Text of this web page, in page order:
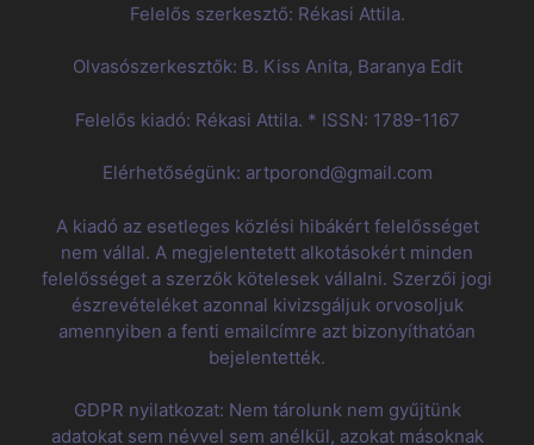
Felelős szerkesztő: Rékasi Attila.
Olvasószerkesztők: B. Kiss Anita, Baranya Edit
Felelős kiadó: Rékasi Attila. * ISSN: 1789-1167
Elérhetőségünk: artporond@gmail.com
A kiadó az esetleges közlési hibákért felelősséget
nem vállal. A megjelentetett alkotásokért minden
felelősséget a szerzők kötelesek vállalni. Szerzői jogi
észrevételéket azonnal kivizsgáljuk orvosoljuk
amennyiben a fenti emailcímre azt bizonyíthatóan
bejelentették.
GDPR nyilatkozat: Nem tárolunk nem gyűjtünk
adatokat sem névvel sem anélkül, azokat másoknak